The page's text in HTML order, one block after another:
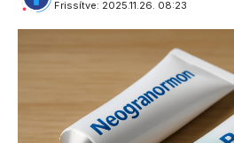
Frissítve: 2025.11.26. 08:23